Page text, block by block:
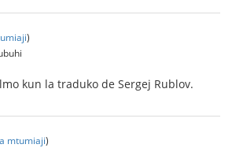
)
kun la traduko de Sergej Rublov.
mtumiaji)